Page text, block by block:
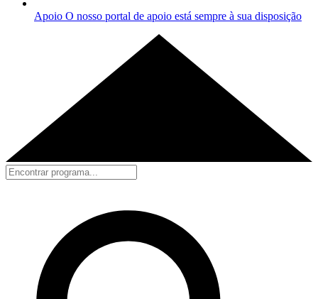
Apoio O nosso portal de apoio está sempre à sua disposição